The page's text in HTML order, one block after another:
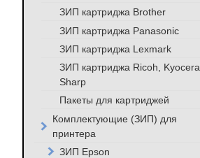
ЗИП картриджа Brother
ЗИП картриджа Panasonic
ЗИП картриджа Lexmark
ЗИП картриджа Ricoh, Kyocera,
Sharp
Пакеты для картриджей
Комплектующие (ЗИП) для
принтера
ЗИП Epson